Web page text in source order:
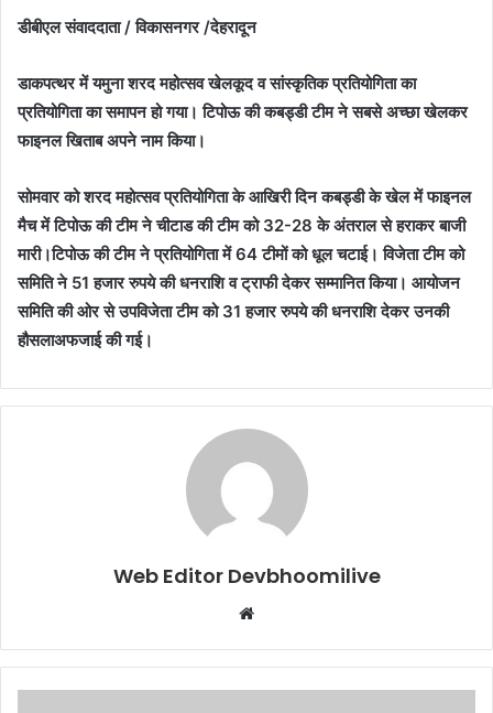
डीबीएल संवाददाता / विकासनगर /देहरादून
डाकपत्थर में यमुना शरद महोत्सव खेलकूद व सांस्कृतिक प्रतियोगिता का
प्रतियोगिता का समापन हो गया। टिपोऊ की कबड्डी टीम ने सबसे अच्छा खेलकर
फाइनल खिताब अपने नाम किया।
सोमवार को शरद महोत्सव प्रतियोगिता के आखिरी दिन कबड्डी के खेल में फाइनल
मैच में टिपोऊ की टीम ने चीटाड की टीम को 32-28 के अंतराल से हराकर बाजी
मारी।टिपोऊकी टीम ने प्रतियोगितामें64 टीमों को धूल चटाई। विजेता टीम को
समिति ने 51 हजार रुपये की धनराशि व ट्राफी देकर सम्मानित किया। आयोजन
समिति की ओर से उपविजेता टीम को 31 हजार रुपये की धनराशि देकर उनकी
हौसलाअफजाई की गई।
Web Editor Devbhoomilive
Website